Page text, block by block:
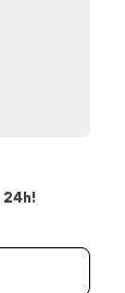
24h!